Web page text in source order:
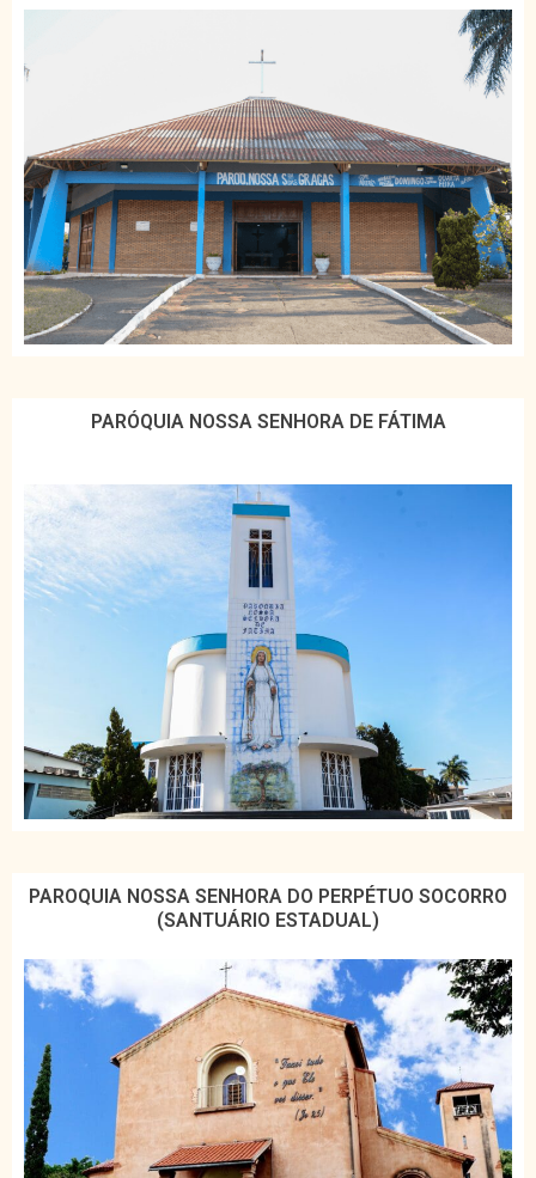
PARÓQUIA NOSSA SENHORA DE FÁTIMA
PAROQUIA NOSSA SENHORA DO PERPÉTUO SOCORRO
(SANTUÁRIO ESTADUAL)